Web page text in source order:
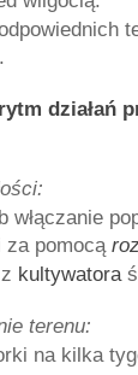
działań
włączanie
za pomocą
kultywatora
terenu:
na kilka